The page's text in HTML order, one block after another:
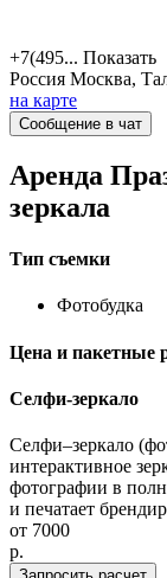
+7(495... Показать
Россия Москва,
на карте
Сообщение в чат
Аренда
зеркала
Тип съемки
Фотобудка
Цена и пакетные
Селфи-зеркало
Селфи–зеркало
интерактивное
фотографии в
и печатает
от 7000
p.